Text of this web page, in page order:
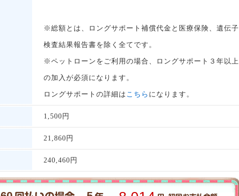
※総額とは、ロングサポート補償代金と医療保険、遺伝子
検査結果報告書を除く全てです。
※ペットローンをご利用の場合、ロングサポート３年以上
の加入が必須になります。
ロングサポートの詳細は こちら になります。
1,500円
21,860 円
240,460 円